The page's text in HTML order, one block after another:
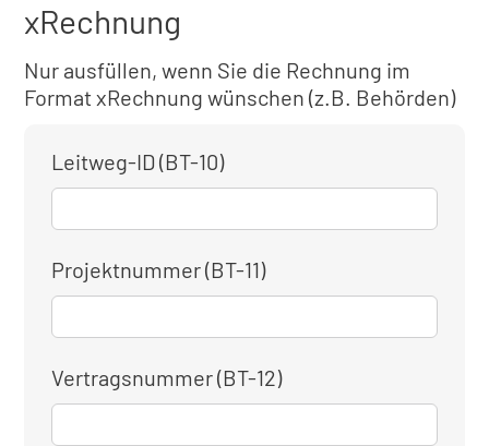
xRechnung
Nur ausfüllen, wenn Sie die Rechnung im
Format xRechnung wünschen (z.B. Behörden)
Leitweg-ID (BT-10)
Projektnummer (BT-11)
Vertragsnummer (BT-12)